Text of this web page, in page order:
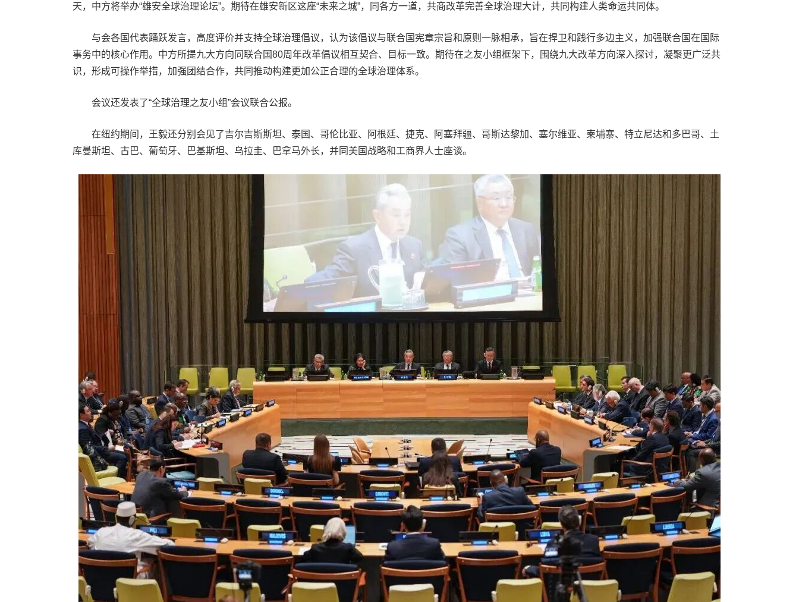
天，中方将举办“雄安全球治理论坛”。期待在雄安新区这座“未来之城”，同各方一道，共商改革完善全球治理大计，共同构建人类命运共同体。
与会各国代表踊跃发言，高度评价并支持全球治理倡议，认为该倡议与联合国宪章宗旨和原则一脉相承，旨在捍卫和践行多边主义，加强联合国在国际
事务中的核心作用。中方所提九大方向同联合国80周年改革倡议相互契合、目标一致。期待在之友小组框架下，围绕九大改革方向深入探讨，凝聚更广泛共
识，形成可操作举措，加强团结合作，共同推动构建更加公正合理的全球治理体系。
会议还发表了“全球治理之友小组”会议联合公报。
在纽约期间，王毅还分别会见了吉尔吉斯斯坦、泰国、哥伦比亚、阿根廷、捷克、阿塞拜疆、哥斯达黎加、塞尔维亚、柬埔寨、特立尼达和多巴哥、土
库曼斯坦、古巴、葡萄牙、巴基斯坦、乌拉圭、巴拿马外长，并同美国战略和工商界人士座谈。